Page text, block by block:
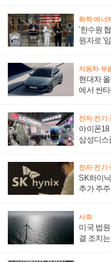
화학·에너
'한수원
원자로 '
자동차·부
현대차
에서 싼
전자·전기
아이폰18
삼성디스
전자·전기
SK하이
추가 주
사회
미국 법
결 조치